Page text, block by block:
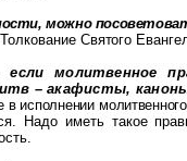
можно
Святого
если молитвенное
– акафисты,
в исполнении
Надо иметь такое